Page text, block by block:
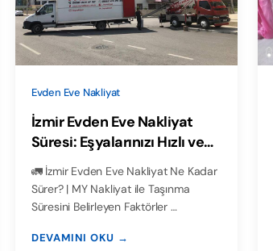
Evden Eve Nakliyat
İzmir Evden Eve Nakliyat
Süresi: Eşyalarınızı Hızlı ve
Güvenilir Bir Şekilde Taşıyın
🚛 İzmir Evden Eve Nakliyat Ne Kadar
Sürer? | MY Nakliyat ile Taşınma
Süresini Belirleyen Faktörler …
DEVAMINI OKU →